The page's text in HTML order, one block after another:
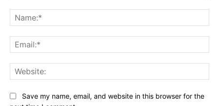
Save my name, email, and website in this browser for the